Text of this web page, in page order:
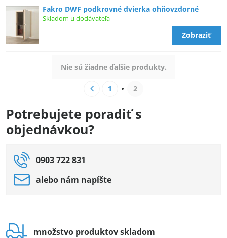
Fakro DWF podkrovné dvierka ohňovzdorné
Skladom u dodávateľa
Zobraziť
Nie sú žiadne ďalšie produkty.
1 2
Potrebujete poradiť s
objednávkou?
0903 722 831
alebo nám napíšte
množstvo produktov skladom